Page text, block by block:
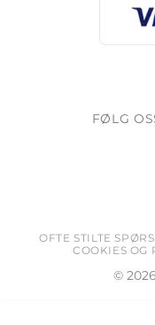
FØLG
OFTE STILTE
COOKIES OG
©